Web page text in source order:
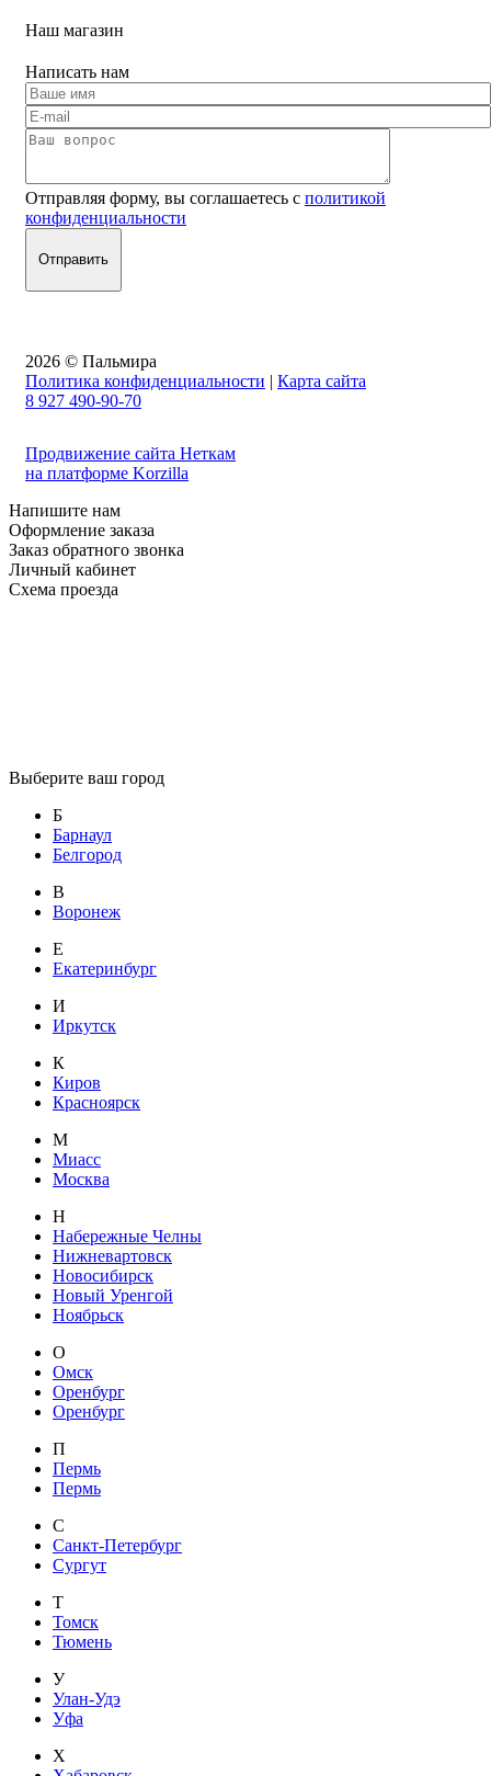
Наш магазин
Написать нам
Отправляя форму, вы соглашаетесь с политикой
конфиденциальности
2026 © Пальмира
Политика конфиденциальности | Карта сайта
8 927 490-90-70
Продвижение сайта Неткам
на платформе Korzilla
Напишите нам
Оформление заказа
Заказ обратного звонка
Личный кабинет
Схема проезда
Выберите ваш город
Б
Барнаул
Белгород
В
Воронеж
Е
Екатеринбург
И
Иркутск
К
Киров
Красноярск
М
Миасс
Москва
Н
Набережные Челны
Нижневартовск
Новосибирск
Новый Уренгой
Ноябрьск
О
Омск
Оренбург
Оренбург
П
Пермь
Пермь
С
Санкт-Петербург
Сургут
Т
Томск
Тюмень
У
Улан-Удэ
Уфа
Х